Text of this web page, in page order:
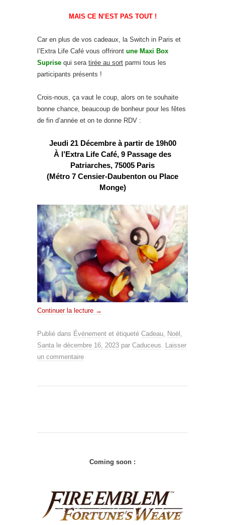
MAIS CE N’EST PAS TOUT !
Car en plus de vos cadeaux, la Switch in Paris et
l’Extra Life Café vous offriront une Maxi Box
Suprise qui sera tirée au sort parmi tous les
participants présents !
Crois-nous, ça vaut le coup, alors on te souhaite
bonne chance, beaucoup de bonheur pour les fêtes
de fin d’année et on te donne RDV :
Jeudi 21 Décembre à partir de 19h00
À l’Extra Life Café, 9 Passage des
Patriarches, 75005 Paris
(Métro 7 Censier-Daubenton ou Place
Monge)
Continuer la lecture →
Publié dans Événement et étiqueté Cadeau, Noël ,
Santa le décembre 16, 2023 par Caduceus. Laisser
un commentaire
Coming soon :